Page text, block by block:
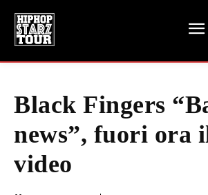
Black Fingers
news”, fuori ora
video